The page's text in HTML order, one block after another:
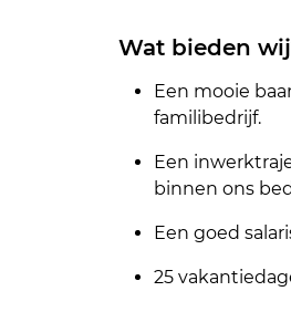
Wat bieden
Een mooie
familibedrijf.
Een
binnen ons
Een goed
25